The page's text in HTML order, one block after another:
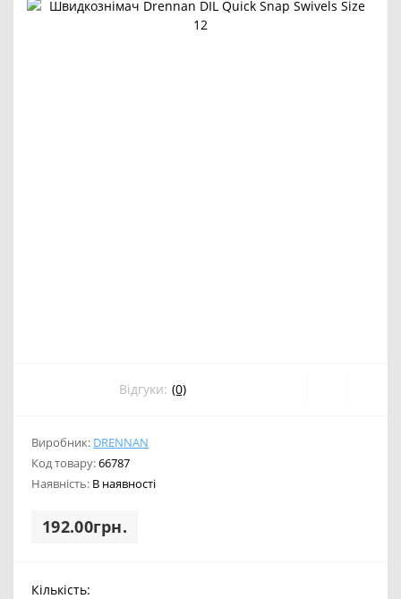
Відгуки: (0)
Виробник: DRENNAN
Код товару:66787
Наявність: В наявності
192.00грн.
Кількість: